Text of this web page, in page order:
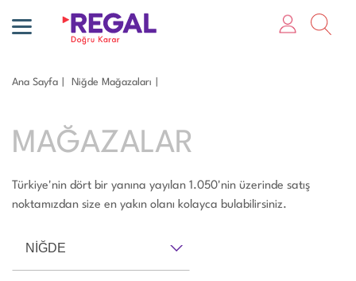
Ana Sayfa Niğde Mağazaları
MAĞAZALAR
Türkiye'nin dört bir yanına yayılan 1.050'nin üzerinde satış
noktamızdan size en yakın olanı kolayca bulabilirsiniz.
NİĞDE